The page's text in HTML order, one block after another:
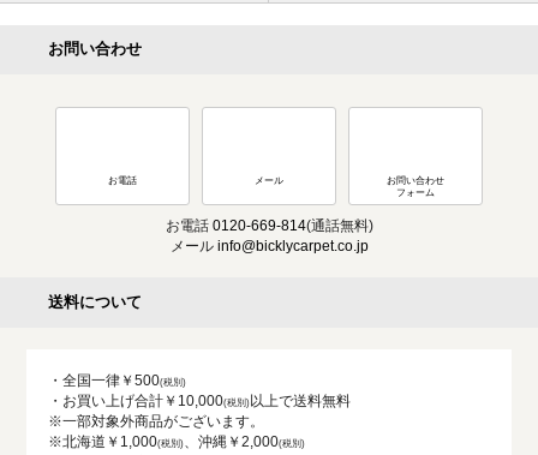
お問い合わせ
お電話 メール
お問い合わせ
フォーム
お電話 0120-669-814(通話無料)
メール info@bicklycarpet.co.jp
送料について
・全国一律￥500
・お買い上げ合計￥10,000
以上で送料無料
※一部対象外商品がございます。
※北海道￥1,000
、沖縄￥2,000